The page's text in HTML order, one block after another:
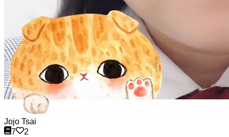
Jojo Tsai
7
2